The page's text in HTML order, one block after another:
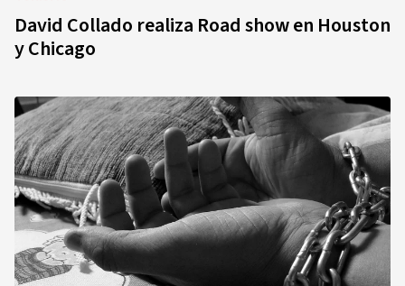
David Collado realiza Road show en Houston
y Chicago